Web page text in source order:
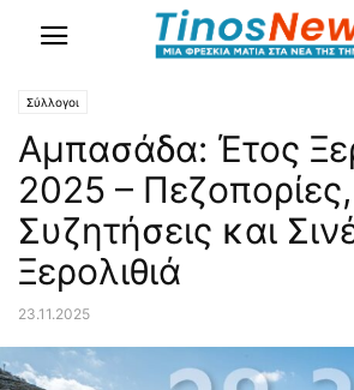
Σύλλογοι
Αμπασάδα: Έτος
2025 – Πεζοπορίες,
Συζητήσεις και
Ξερολιθιά
23.11.2025